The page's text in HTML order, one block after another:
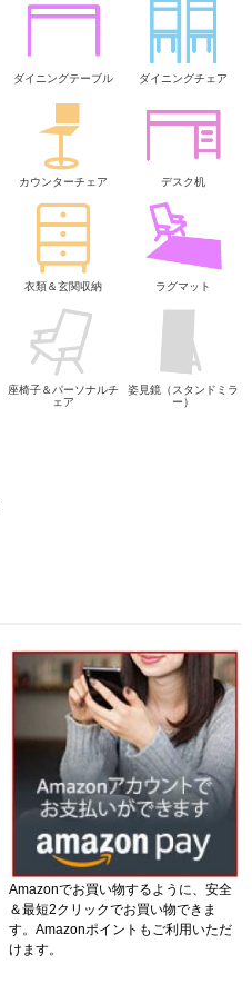
ダイニングテーブル ダイニングチェア
カウンターチェア デスク机
衣類＆玄関収納 ラグマット
座椅子＆パーソナルチ
ェア
姿見鏡（スタンドミラ
ー）
Amazonでお買い物するように、安全
＆最短2クリックでお買い物できま
す。Amazonポイントもご利用いただ
けます。